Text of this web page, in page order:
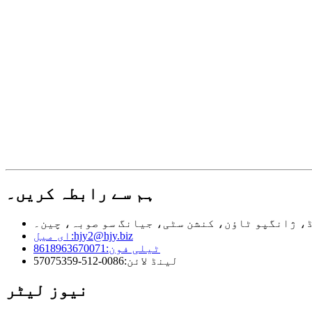
ہم سے رابطہ کریں۔
ای میل:hjy2@hjy.biz
ٹیلی فون: 8618963670071
لینڈ لائن:0086-512-57075359
نیوز لیٹر